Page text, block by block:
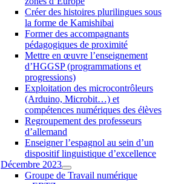
Créer des histoires plurilingues sous
la forme de Kamishibai
Former des accompagnants
pédagogiques de proximité
Mettre en œuvre l’enseignement
d’HGGSP (programmations et
progressions)
Exploitation des microcontrôleurs
(Arduino, Microbit…) et
compétences numériques des élèves
Regroupement des professeurs
d’allemand
Enseigner l’espagnol au sein d’un
dispositif linguistique d’excellence
Décembre 2023
Groupe de Travail numérique